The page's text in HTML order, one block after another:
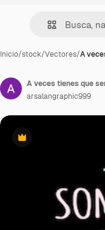
Inicio/stock/Vectores/A
Premium
A veces tienes que
arsalangraphic999